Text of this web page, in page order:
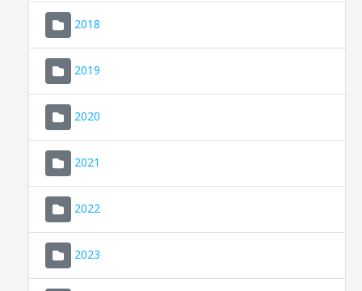
2018
2019
2020
2021
2022
2023